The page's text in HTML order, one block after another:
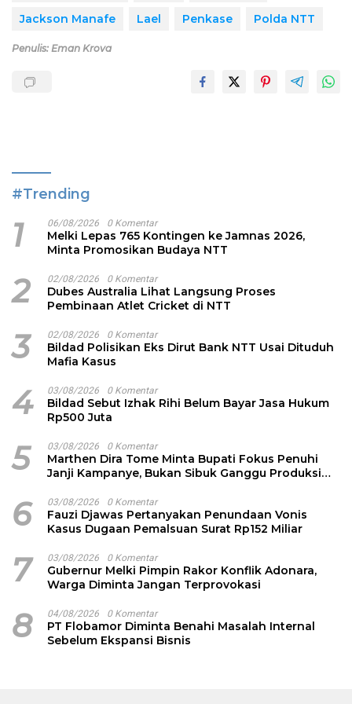
Jackson Manafe
Lael Penkase Polda NTT
Penulis: Eman Krova
#Trending
1 06/08/2026 0 Komentar
Melki Lepas 765 Kontingen ke Jamnas 2026,
Minta Promosikan Budaya NTT
2 02/08/2026 0 Komentar
Dubes Australia Lihat Langsung Proses
Pembinaan Atlet Cricket di NTT
3 02/08/2026 0 Komentar
Bildad Polisikan Eks Dirut Bank NTT Usai Dituduh
Mafia Kasus
4 03/08/2026 0 Komentar
Bildad Sebut Izhak Rihi Belum Bayar Jasa Hukum
Rp500 Juta
5 03/08/2026 0 Komentar
Marthen Dira Tome Minta Bupati Fokus Penuhi
Janji Kampanye, Bukan Sibuk Ganggu Produksi
6 03/08/2026 0 Komentar
Fauzi Djawas Pertanyakan Penundaan Vonis
Kasus Dugaan Pemalsuan Surat Rp152 Miliar
7 03/08/2026 0 Komentar
Gubernur Melki Pimpin Rakor Konflik Adonara,
Warga Diminta Jangan Terprovokasi
8 04/08/2026 0 Komentar
PT Flobamor Diminta Benahi Masalah Internal
Sebelum Ekspansi Bisnis